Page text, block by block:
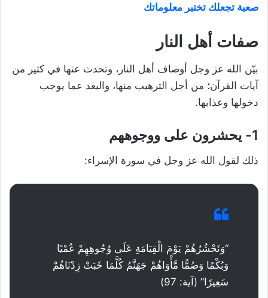
صعبة تجعلك تختبر معلوماتك
صفات أهل النار
بيّن الله عز وجل أوصاف أهل النار، وتحدث عنها في كثير من
آيات القرآن؛ من أجل الترهيب منها، والبعد عما يوجب
دخولها وعذابها.
1- يحشرون على ووجوههم
ذلك لقول الله عز وجل في سورة الإسراء:
“وَنَحْشُرُهُمْ يَوْمَ الْقِيَامَةِ عَلَى وُجُوهِهِمْ عُمْيًا
وَبُكْمًا وَصُمًّا مَّأْوَاهُمْ جَهَنَّمُ كُلَّمَا خَبَتْ زِدْنَاهُمْ
سَعِيرًا” (آية: 97)